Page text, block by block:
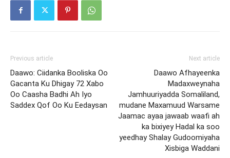
Previous article
Daawo: Ciidanka Booliska Oo
Gacanta Ku Dhigay 72 Xabo
Oo Caasha Badhi Ah Iyo
Saddex Qof Oo Ku Eedaysan
Next article
Daawo Afhayeenka
Madaxweynaha
Jamhuuriyadda Somaliland,
mudane Maxamuud Warsame
Jaamac ayaa jawaab waafi ah
ka bixiyey Hadal ka soo
yeedhay Shalay Gudoomiyaha
Xisbiga Waddani